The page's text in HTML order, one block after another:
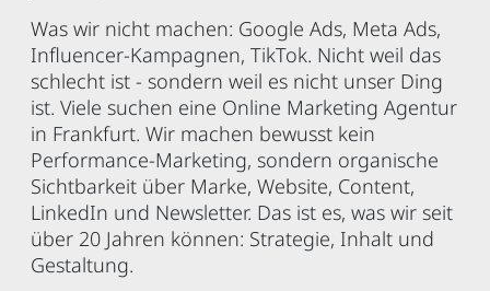
Was wir nicht machen: Google Ads, Meta Ads,
Influencer-Kampagnen, TikTok. Nicht weil das
schlecht ist - sondern weil es nicht unser Ding
ist. Viele suchen eine Online Marketing Agentur
in Frankfurt. Wir machen bewusst kein
Performance-Marketing, sondern organische
Sichtbarkeit über Marke, Website, Content,
LinkedIn und Newsletter. Das ist es, was wir seit
über 20 Jahren können: Strategie, Inhalt und
Gestaltung.